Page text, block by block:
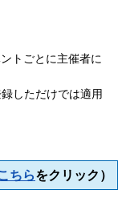
トごとに主催者に
しただけでは適用
ちらをクリック）